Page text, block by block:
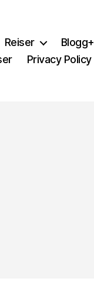
Reiser
Blogg+
Privacy Policy